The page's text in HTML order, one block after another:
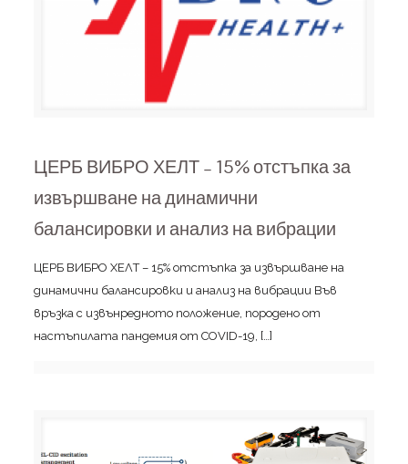
ЦЕРБ ВИБРО ХЕЛТ – 15% отстъпка за
извършване на динамични
балансировки и анализ на вибрации
ЦЕРБ ВИБРО ХЕЛТ – 15% отстъпка за извършване на
динамични балансировки и анализ на вибрации Във
връзка с извънредното положение, породено от
настъпилата пандемия от COVID-19, […]